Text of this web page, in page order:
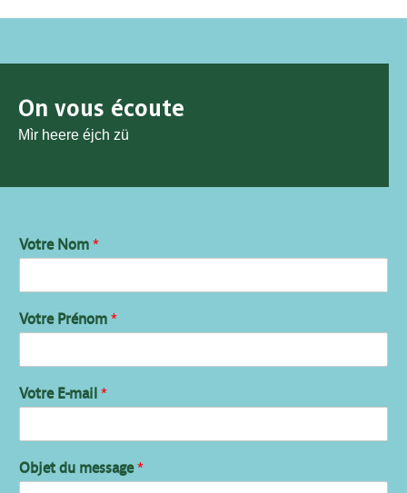
On vous écoute
Mìr heere éjch zü
Votre Nom *
Votre Prénom *
Votre E-mail *
Objet du message*